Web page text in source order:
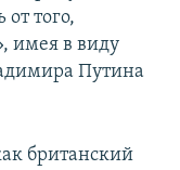
того,
имея в виду
Путина
британский